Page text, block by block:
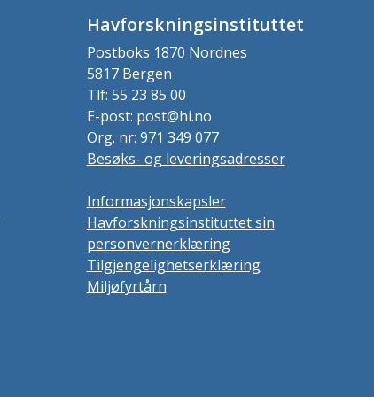
Havforskningsinstituttet
Postboks 1870 Nordnes
5817 Bergen
Tlf: 55 23 85 00
E-post: post@hi.no
Org. nr: 971 349 077
Besøks- og leveringsadresser
Informasjonskapsler
Havforskningsinstituttet sin
personvernerklæring
Tilgjengelighetserklæring
Miljøfyrtårn